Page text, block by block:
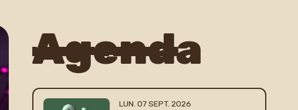
Agenda
LUNDI
LUN. 07 SEPTEMBRE
SEPT. 2026